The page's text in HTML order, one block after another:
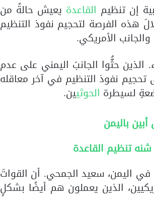
إن تنظيم القاعدة يعيش حالةً من
هذه الفرصة لتحجيم نفوذ التنظيم
الأمريكي.
الذين حثُّوا الجانبَ اليمني على عدم
نفوذ التنظيم في آخر معاقله
لسيطرة الحوثيين.
باليمن
تنظيم القاعدة
في اليمن، سعيد الجمحي. أن القواتَ
الذين يعملون هم أيضًا بشكلٍ